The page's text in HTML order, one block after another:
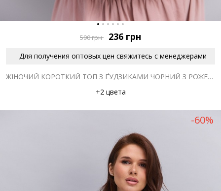
590грн 236 грн
Для получения оптовых цен свяжитесь с менеджерами
ЖІНОЧИЙ КОРОТКИЙ ТОП З ҐУДЗИКАМИ ЧОРНИЙ З РОЖЕВИМ КВІТКОВИМ ВІЗЕРУНКОМ
+2 цвета
-60%